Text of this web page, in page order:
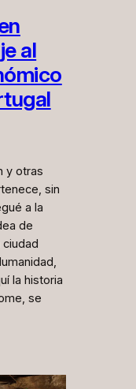
al
y otras
sin
a la
de
la historia
se